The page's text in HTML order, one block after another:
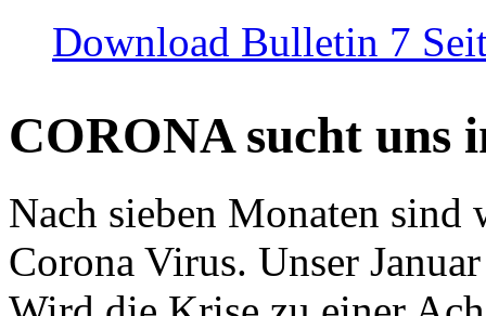
Download Bulletin 7
CORONA sucht uns
Nach sieben Monaten
Corona Virus. Unser